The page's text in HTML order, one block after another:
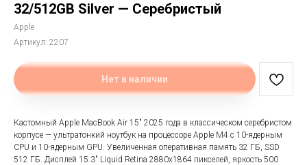
32/512GB Silver — Серебристый
Apple
Артикул: 2207
Нет в наличии
Кастомный Apple MacBook Air 15" 2025 года в классическом серебристом
корпусе — ультратонкий ноутбук на процессоре Apple M4 с 10-ядерным
CPU и 10-ядерным GPU. Увеличенная оперативная память 32 ГБ, SSD
512 ГБ. Дисплей 15.3" Liquid Retina 2880x1864 пикселей, яркость 500